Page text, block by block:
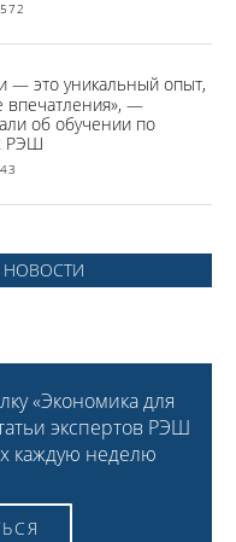
— это уникальный опыт,
впечатления», —
об обучении по
РЭШ
НОВОСТИ
«Экономика для
экспертов РЭШ
каждую неделю